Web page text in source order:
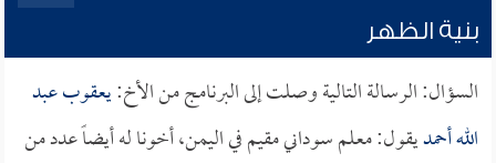
بنية الظهر
السؤال: الرسالة التالية وصلت إلى البرنامج من الأخ:يعقوب عبد
الله أحمديقول: معلم سوداني مقيم في اليمن، أخونا له أيضاً عدد من